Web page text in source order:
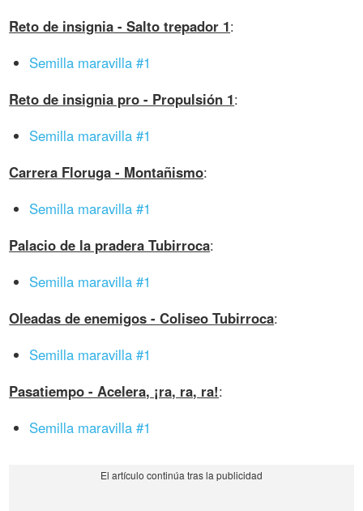
Reto de insignia - Salto trepador 1:
Semilla maravilla #1
Reto de insignia pro - Propulsión 1:
Semilla maravilla #1
Carrera Floruga - Montañismo:
Semilla maravilla #1
Palacio de la pradera Tubirroca:
Semilla maravilla #1
Oleadas de enemigos - Coliseo Tubirroca:
Semilla maravilla #1
Pasatiempo - Acelera, ¡ra, ra, ra!:
Semilla maravilla #1